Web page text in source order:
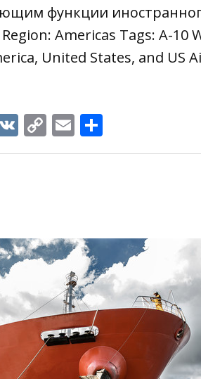
функции
Americas Tags: A-
United States, and US
VK Copy
Link
Email